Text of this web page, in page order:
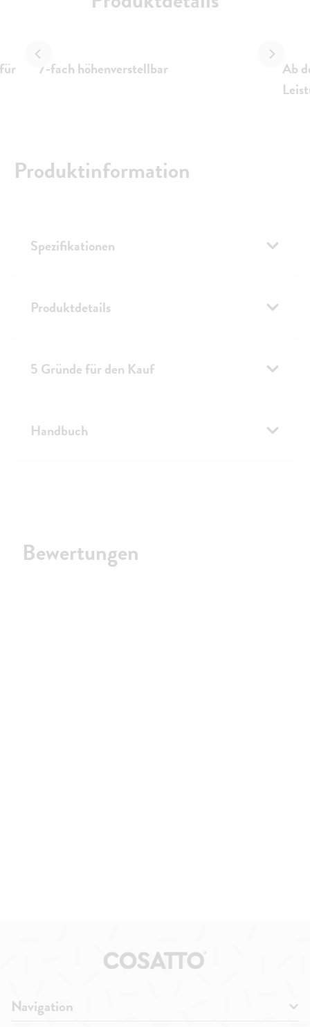
7-fach höhenverstellbar
Ab
Produktinformation
Spezifikationen
Produktdetails
5 Gründe für den Kauf
Handbuch
Bewertungen
Navigation